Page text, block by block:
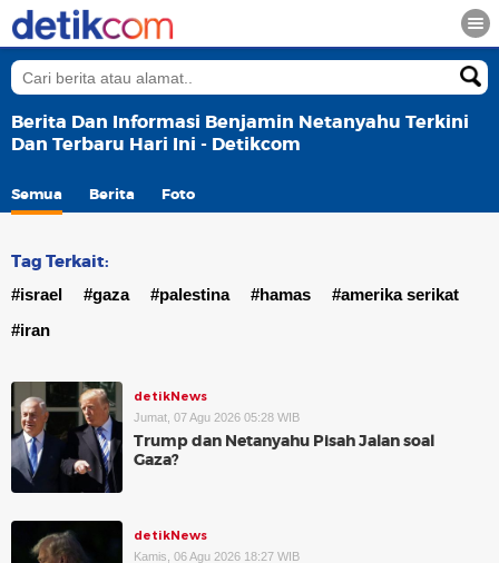
Berita Dan Informasi Benjamin Netanyahu Terkini
Dan Terbaru Hari Ini - Detikcom
Semua Berita Foto
Tag Terkait:
#israel #gaza #palestina #hamas
#amerika serikat
#iran
detikNews
Jumat, 07 Agu 2026 05:28 WIB
Trump dan Netanyahu Pisah Jalan soal
Gaza?
detikNews
Kamis, 06 Agu 2026 18:27 WIB